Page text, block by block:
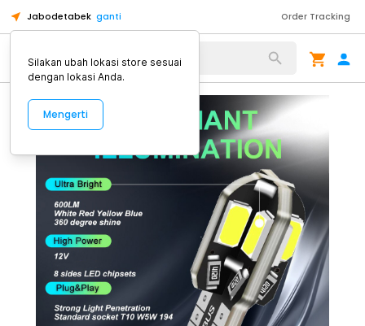
Jabodetabek ganti Order Tracking
Alat Kopi
Silakan ubah lokasi store sesuai
dengan lokasi Anda.
Mengerti